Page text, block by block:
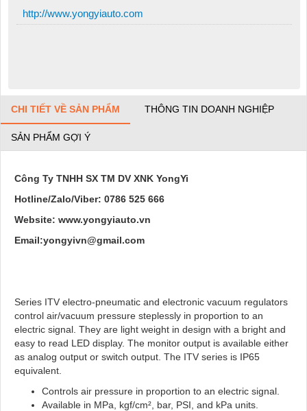
http://www.yongyiauto.com
CHI TIẾT VỀ SẢN PHẨM THÔNG TIN DOANH NGHIỆP
SẢN PHẨM GỢI Ý
Công Ty TNHH SX TM DV XNK YongYi
Hotline/Zalo/Viber: 0786 525 666
Website: www.yongyiauto.vn
Email:yongyivn@gmail.com
Series ITV electro-pneumatic and electronic vacuum regulators
control air/vacuum pressure steplessly in proportion to an
electric signal. They are light weight in design with a bright and
easy to read LED display. The monitor output is available either
as analog output or switch output. The ITV series is IP65
equivalent.
Controls air pressure in proportion to an electric signal.
Available in MPa, kgf/cm², bar, PSI, and kPa units.